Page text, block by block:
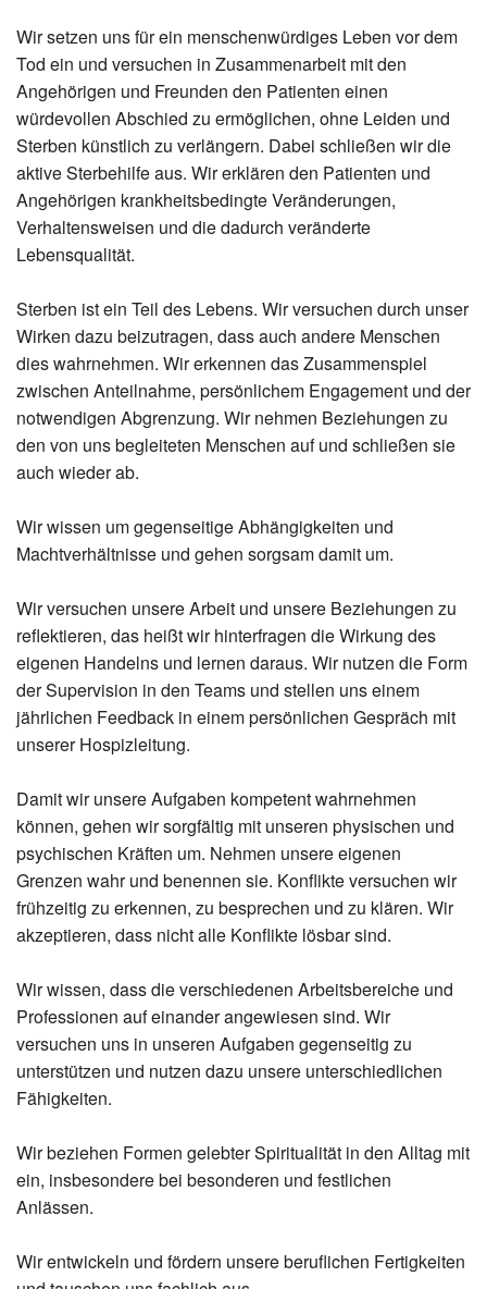
Wir setzen uns für ein menschenwürdiges Leben vor dem
Tod ein und versuchen in Zusammenarbeit mit den
Angehörigen und Freunden den Patienten einen
würdevollen Abschied zu ermöglichen, ohne Leiden und
Sterben künstlich zu verlängern. Dabei schließen wir die
aktive Sterbehilfe aus. Wir erklären den Patienten und
Angehörigen krankheitsbedingte Veränderungen,
Verhaltensweisen und die dadurch veränderte
Lebensqualität.
Sterben ist ein Teil des Lebens. Wir versuchen durch unser
Wirken dazu beizutragen, dass auch andere Menschen
dies wahrnehmen. Wir erkennen das Zusammenspiel
zwischen Anteilnahme, persönlichem Engagement und der
notwendigen Abgrenzung. Wir nehmen Beziehungen zu
den von uns begleiteten Menschen auf und schließen sie
auch wieder ab.
Wir wissen um gegenseitige Abhängigkeiten und
Machtverhältnisse und gehen sorgsam damit um.
Wir versuchen unsere Arbeit und unsere Beziehungen zu
reflektieren, das heißt wir hinterfragen die Wirkung des
eigenen Handelns und lernen daraus. Wir nutzen die Form
der Supervision in den Teams und stellen uns einem
jährlichen Feedback in einem persönlichen Gespräch mit
unserer Hospizleitung.
Damit wir unsere Aufgaben kompetent wahrnehmen
können, gehen wir sorgfältig mit unseren physischen und
psychischen Kräften um. Nehmen unsere eigenen
Grenzen wahr und benennen sie. Konflikte versuchen wir
frühzeitig zu erkennen, zu besprechen und zu klären. Wir
akzeptieren, dass nicht alle Konflikte lösbar sind.
Wir wissen, dass die verschiedenen Arbeitsbereiche und
Professionen auf einander angewiesen sind. Wir
versuchen uns in unseren Aufgaben gegenseitig zu
unterstützen und nutzen dazu unsere unterschiedlichen
Fähigkeiten.
Wir beziehen Formen gelebter Spiritualität in den Alltag mit
ein, insbesondere bei besonderen und festlichen
Anlässen.
Wir entwickeln und fördern unsere beruflichen Fertigkeiten